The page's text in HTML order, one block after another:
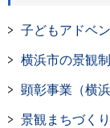
子どもアドベ
横浜市の景観
顕彰事業（横
景観まちづく